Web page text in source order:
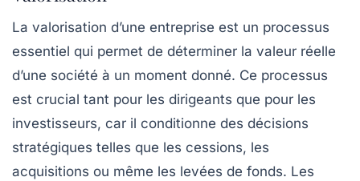
La valorisation d’une entreprise est un processus
essentiel qui permet de déterminer la valeur réelle
d’une société à un moment donné. Ce processus
est crucial tant pour les dirigeants que pour les
investisseurs, car il conditionne des décisions
stratégiques telles que les cessions, les
acquisitions ou même les levées de fonds. Les